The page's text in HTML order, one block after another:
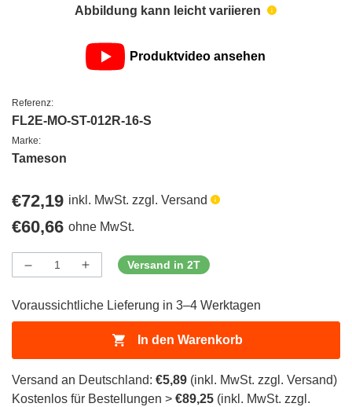
Abbildung kann leicht variieren
Produktvideo ansehen
Referenz:
FL2E-MO-ST-012R-16-S
Marke:
Tameson
Regulärer
Preis
€72,19 inkl. MwSt. zzgl. Versand
Regulärer
Preis
€60,66 ohne MwSt.
Menge
Menge
verringern
ProductDrop
Menge
erhöhen
ProductDrop
Versand in 2T
Voraussichtliche Lieferung in 3–4 Werktagen
In den Warenkorb
Versand an Deutschland: €5,89 (inkl. MwSt. zzgl. Versand)
Kostenlos für Bestellungen > €89,25 (inkl. MwSt. zzgl.